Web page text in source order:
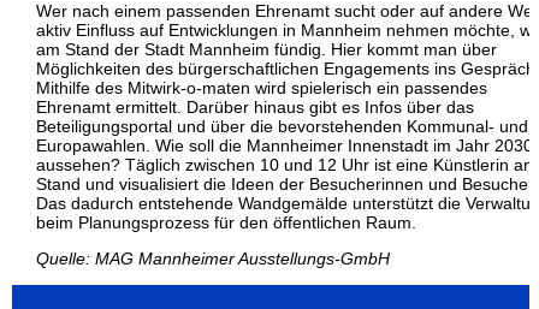
Wer nach einem passenden Ehrenamt sucht oder auf andere
aktiv Einfluss auf Entwicklungen in Mannheim nehmen möchte,
am Stand der Stadt Mannheim fündig. Hier kommt man über
Möglichkeiten des bürgerschaftlichen Engagements ins Gespräch.
Mithilfe des Mitwirk-o-maten wird spielerisch ein passendes
Ehrenamt ermittelt. Darüber hinaus gibt es Infos über das
Beteiligungsportal und über die bevorstehenden Kommunal- und
Europawahlen. Wie soll die Mannheimer Innenstadt im Jahr 2030
aussehen? Täglich zwischen 10 und 12 Uhr ist eine Künstlerin am
Stand und visualisiert die Ideen der Besucherinnen und Besucher.
Das dadurch entstehende Wandgemälde unterstützt die
beim Planungsprozess für den öffentlichen Raum.
Quelle: MAG Mannheimer Ausstellungs-GmbH